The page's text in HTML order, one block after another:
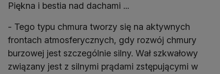
Piękna i bestia nad dachami ...
- Tego typu chmura tworzy się na aktywnych
frontach atmosferycznych, gdy rozwój chmury
burzowej jest szczególnie silny. Wał szkwałowy
związany jest z silnymi prądami zstępującymi w